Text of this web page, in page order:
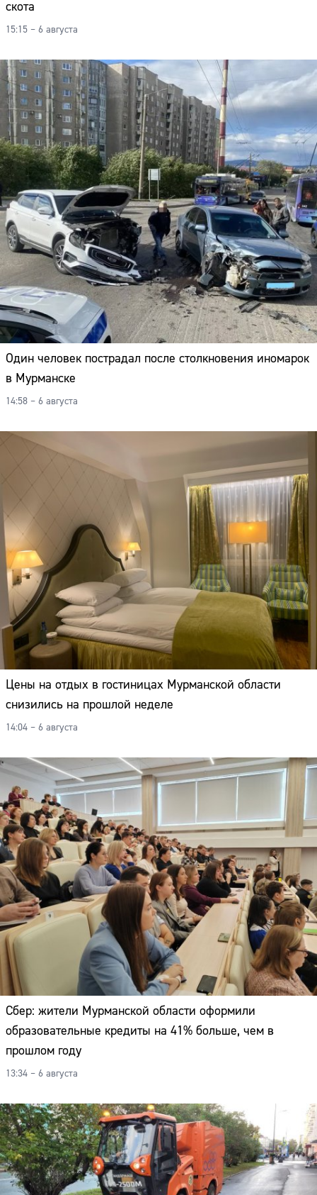
скота
15:15 – 6 августа
Один человек пострадал после столкновения иномарок
в Мурманске
14:58 – 6 августа
Цены на отдых в гостиницах Мурманской области
снизились на прошлой неделе
14:04 – 6 августа
Сбер: жители Мурманской области оформили
образовательные кредиты на 41% больше, чем в
прошлом году
13:34 – 6 августа